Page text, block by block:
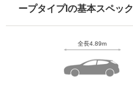
ープタイプIの基本スペック
全長4.89m